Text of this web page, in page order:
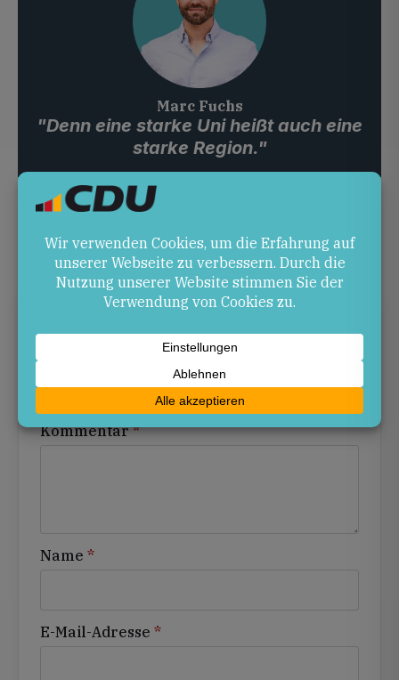
Marc Fuchs
"Denn eine starke Uni heißt auch eine
starke Region."
Ich kämpfe dafür, dass unsere TU gestärkt wird.
Schreibe einen Kommentar
Erforderliche Felder sind mit*markiert
Kommentar *
Name *
E-Mail-Adresse *